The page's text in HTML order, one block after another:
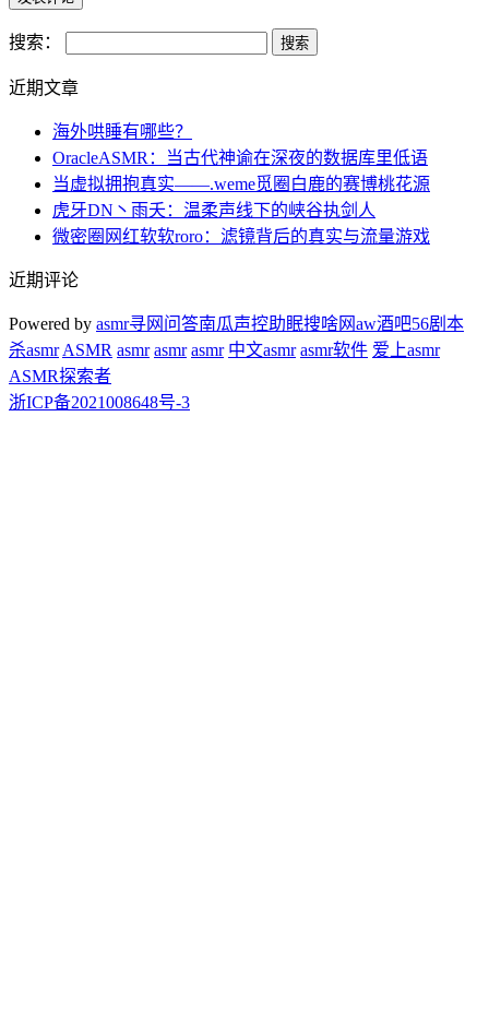
搜索：
近期文章
海外哄睡有哪些？
OracleASMR：当古代神谕在深夜的数据库里低语
当虚拟拥抱真实——.weme觅圈白鹿的赛博桃花源
虎牙DN丶雨夭：温柔声线下的峡谷执剑人
微密圈网红软软roro：滤镜背后的真实与流量游戏
近期评论
Powered by asmr寻网问答南瓜声控助眠搜啥网aw酒吧56剧本
杀asmr ASMR asmr asmr asmr 中文asmr asmr软件 爱上asmr
ASMR探索者
浙ICP备2021008648号-3